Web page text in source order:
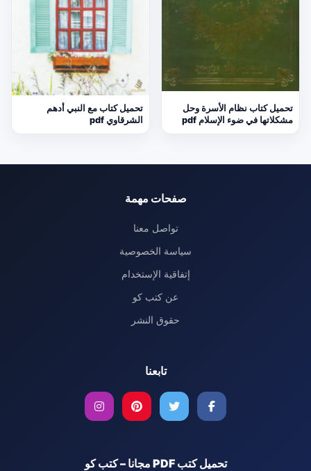
تحميل كتاب نظام الأسرة وحل
مشكلاتها في ضوء الإسلام pdf
تحميل كتاب مع النبي أدهم
الشرقاوي pdf
صفحات مهمة
تواصل معنا
سياسة الخصوصية
إتفاقية الإستخدام
عن كتب كو
حقوق النشر
تابعنا
تحميل كتب PDF مجانا – كتب كو